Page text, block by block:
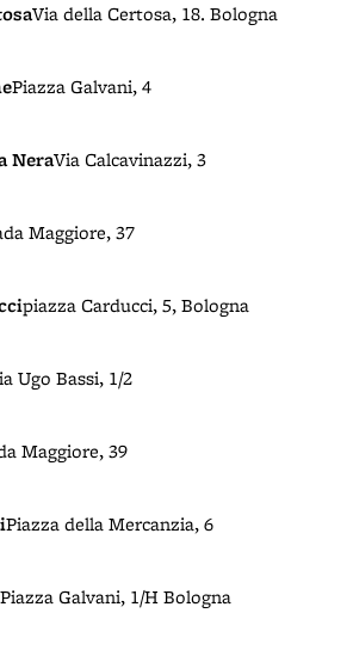
Via della Certosa, 18. Bologna
Piazza Galvani, 4
NeraVia Calcavinazzi, 3
Maggiore, 37
piazza Carducci, 5, Bologna
Ugo Bassi, 1/2
Maggiore, 39
Piazza della Mercanzia, 6
Piazza Galvani, 1/H Bologna